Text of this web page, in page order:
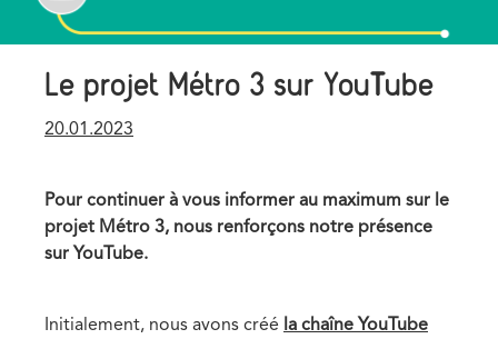
Le projet Métro 3 sur YouTube
Publication
20.01.2023
Pour continuer à vous informer au maximum sur le
projet Métro 3, nous renforçons notre présence
sur YouTube.
Initialement, nous avons créé la chaîne YouTube